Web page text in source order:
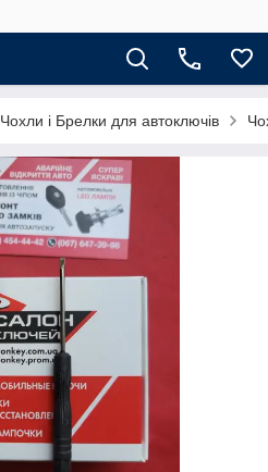
Чохли і Брелки для автоключів